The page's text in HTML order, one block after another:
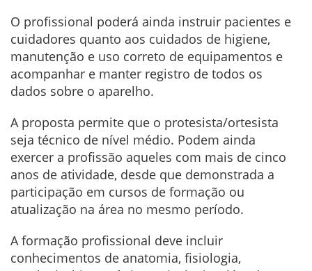
O profissional poderá ainda instruir pacientes e
cuidadores quanto aos cuidados de higiene,
manutenção e uso correto de equipamentos e
acompanhar e manter registro de todos os
dados sobre o aparelho.
A proposta permite que o protesista/ortesista
seja técnico de nível médio. Podem ainda
exercer a profissão aqueles com mais de cinco
anos de atividade, desde que demonstrada a
participação em cursos de formação ou
atualização na área no mesmo período.
A formação profissional deve incluir
conhecimentos de anatomia, fisiologia,